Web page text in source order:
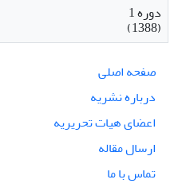
دوره 1
(1388)
صفحه اصلی
درباره نشریه
اعضای هیات تحریریه
ارسال مقاله
تماس با ما